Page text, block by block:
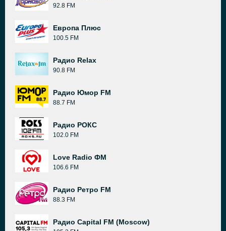
92.8 FM
Европа Плюс
100.5 FM
Радио Relax
90.8 FM
Радио Юмор FM
88.7 FM
Радио РОКС
102.0 FM
Love Radio ФМ
106.6 FM
Радио Ретро FM
88.3 FM
Радио Capital FM (Moscow)